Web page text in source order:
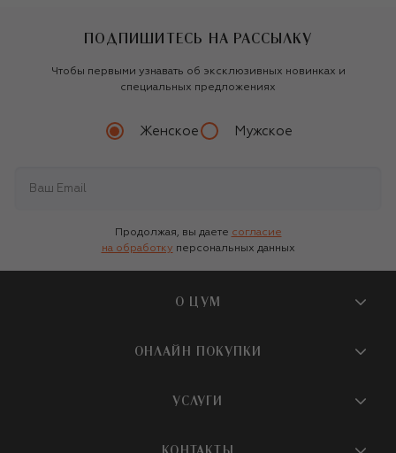
ПОДПИШИТЕСЬ НА РАССЫЛКУ
Чтобы первыми узнавать об эксклюзивных новинках и
специальных предложениях
Женское Мужское
Продолжая, вы даете согласие
на обработку персональных данных
О ЦУМ
О магазине
Бутики и ПВЗ ЦУМ
ОНЛАЙН ПОКУПКИ
УСЛУГИ